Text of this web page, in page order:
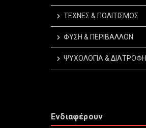
ΤΕΧΝΕΣ & ΠΟΛΙΤΙΣΜΟΣ
ΦΥΣΗ & ΠΕΡΙΒΑΛΛΟΝ
ΨΥΧΟΛΟΓΙΑ & ΔΙΑΤΡΟΦΗ
Ενδιαφέρουν